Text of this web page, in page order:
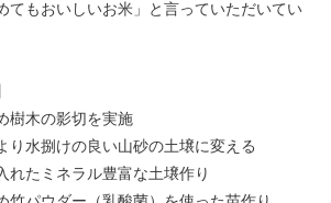
てもおいしいお米」と言っていただいてい
樹木の影切を実施
り水捌けの良い山砂の土壌に変える
れたミネラル豊富な土壌作り